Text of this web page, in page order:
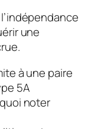
une
à une paire
5A
noter